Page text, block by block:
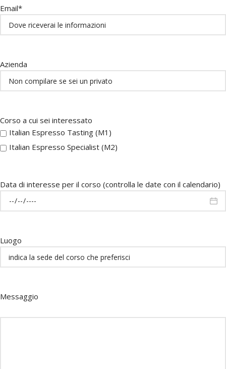
Email*
Azienda
Corso a cui sei interessato
Italian Espresso Tasting (M1)
Italian Espresso Specialist (M2)
Data di interesse per il corso (controlla le date con il calendario)
Luogo
Messaggio